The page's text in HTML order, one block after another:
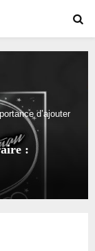
d’ajouter
: